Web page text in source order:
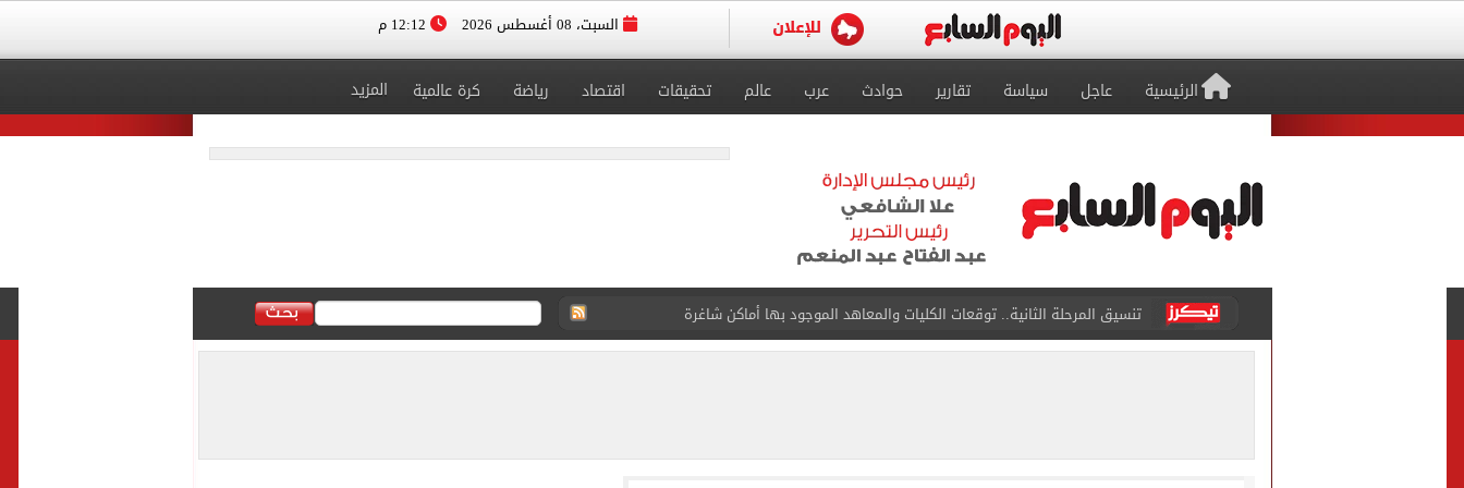
السبت، 08 أغسطس 2026
الرئيسية عاجل سياسة تقارير حوادث عرب عالم تحقيقات اقتصاد رياضة كرة عالمية المزيد
تنسيق المرحلة الثانية.. توقعات الكليات والمعاهد الموجود بها أماكن شاغرة
إمام عاشور يمدد تعاقده مع الأهلي لـ2030 مقابل 25 مليونا سنويا وعقد إعلاني